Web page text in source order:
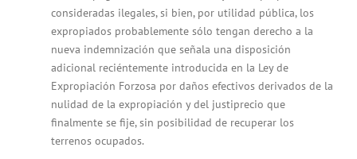
consideradas ilegales, si bien, por utilidad pública, los
expropiados probablemente sólo tengan derecho a la
nueva indemnización que señala una disposición
adicional reciéntemente introducida en la Ley de
Expropiación Forzosa por daños efectivos derivados de la
nulidad de la expropiación y del justiprecio que
finalmente se fije, sin posibilidad de recuperar los
terrenos ocupados.